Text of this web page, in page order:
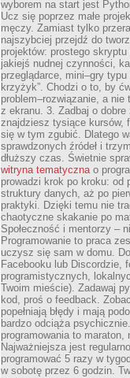
wyborem na start jest
Ucz się poprzez małe
męczy. Zamiast tylko
najszybciej przejdź do
projektów: prostego
jakiejś nudnej czynności,
przeglądarce, mini–gry typu
krzyżyk”. Chodzi o to, by
problem–rozwiązanie, a nie
z ekranu. 3. Zadbaj o dobre
znajdziesz tysiące kursów,
się w tym zgubić. Dlatego
sprawdzonych źródeł i
dłuższy czas. Świetnie
witryna tematycznao
prowadzi krok po kroku: od
struktury danych, aż po
praktyki. Dzięki temu nie
chaotyczne skakanie po
Społeczność i mentorzy –
Programowanie to praca
uczysz się sam w domu.
Facebooku lub Discordzie,
programistycznych,
Twoim mieście). Zadawaj
kod, proś o feedback.
popełniają błędy i mają
bardzo odciąża
programowania to maraton,
Najważniejsza jest
programować 5 razy w
w sobotę przez 6 godzin.